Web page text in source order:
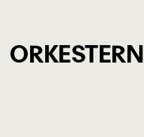
ORKESTERN